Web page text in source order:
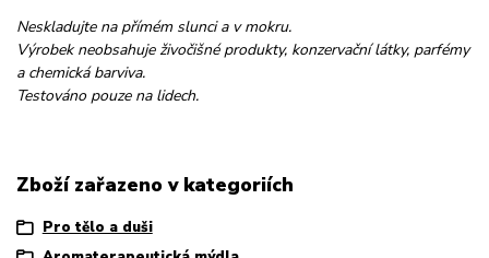
Neskladujte na přímém slunci a v mokru.
Výrobek neobsahuje živočišné produkty, konzervační látky, parfémy
a chemická barviva.
Testováno pouze na lidech.
Zboží zařazeno v kategoriích
Pro tělo a duši